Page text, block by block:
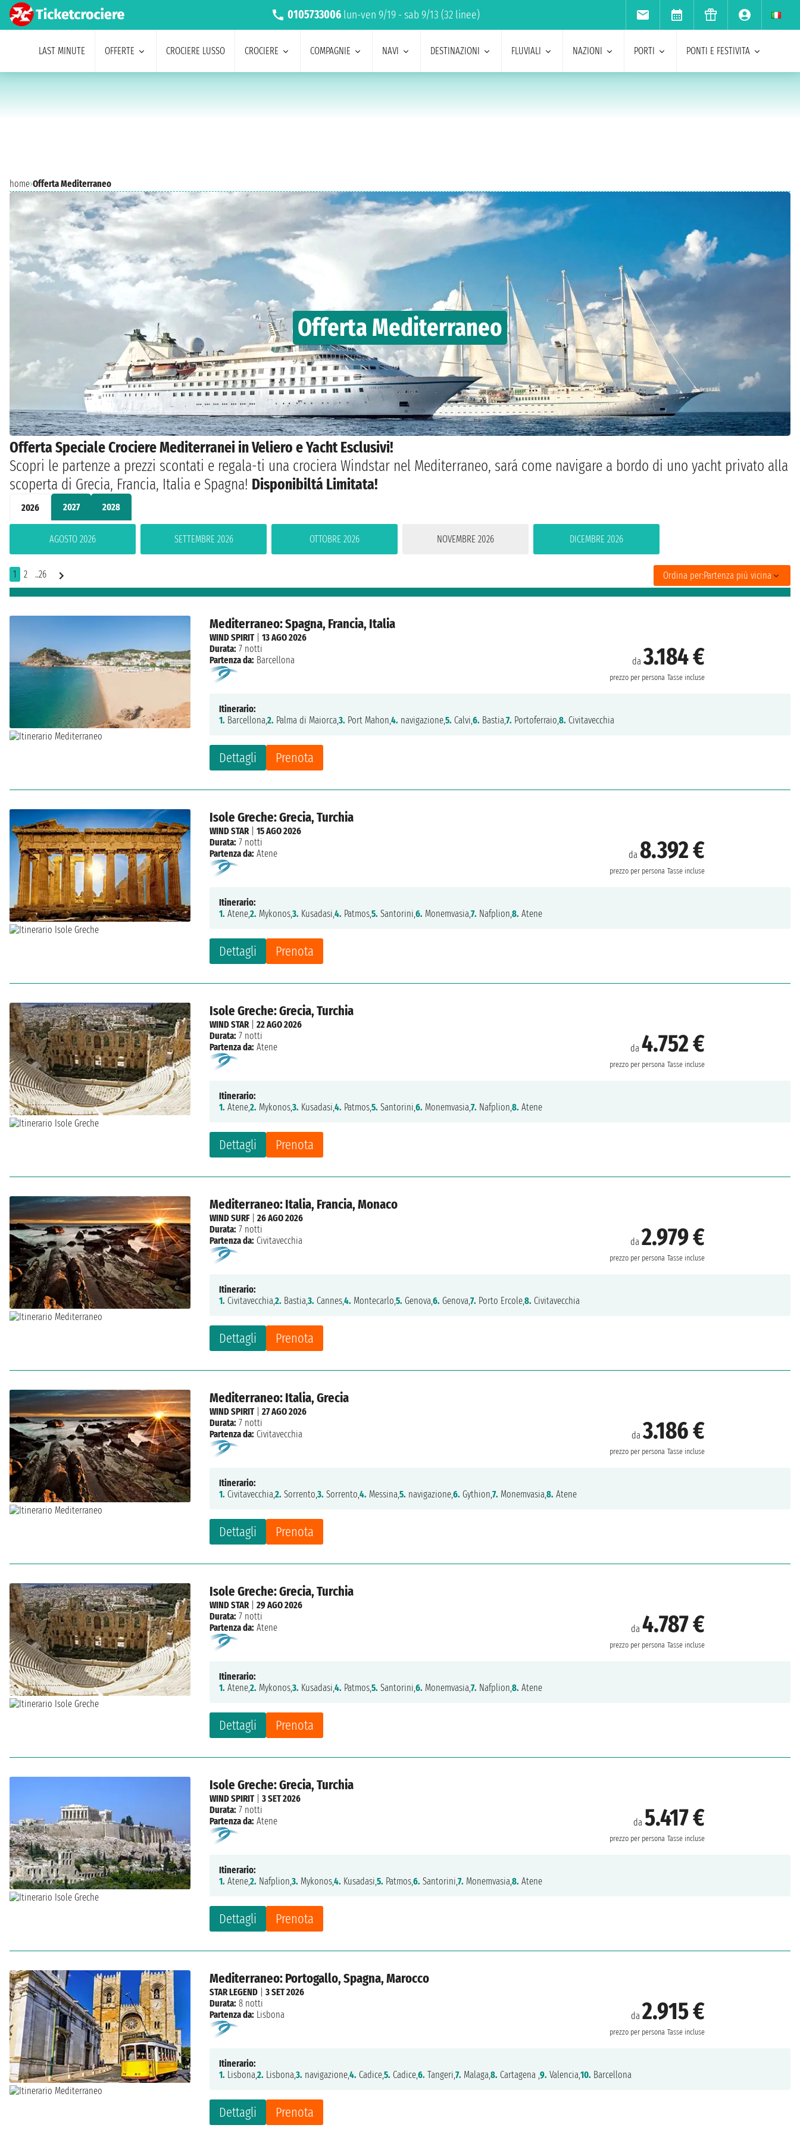
0105733006 lun-ven 9/19 - sab 9/13 (32 linee)
LAST MINUTE OFFERTE CROCIERE LUSSO CROCIERE COMPAGNIE NAVI DESTINAZIONI FLUVIALI NAZIONI PORTI PONTI E FESTIVITA
home›Offerta Mediterraneo
Offerta Mediterraneo
Offerta Speciale Crociere Mediterranei in Veliero e Yacht Esclusivi!
Scopri le partenze a prezzi scontati e regala-ti una crociera Windstar nel Mediterraneo, sará come navigare a bordo di uno yacht privato alla
scoperta di Grecia, Francia, Italia e Spagna! Disponibiltá Limitata!
2026 2027 2028
AGOSTO 2026 SETTEMBRE 2026 OTTOBRE 2026 NOVEMBRE 2026 DICEMBRE 2026
1 2 ..26 Ordina per:Partenza più vicina
Mediterraneo: Spagna, Francia, Italia
da3.184 €
prezzo per persona Tasse incluse
Dettagli Prenota
WIND SPIRIT| 13 AGO 2026
Durata: 7 notti
Partenza da: Barcellona
Itinerario:
1. Barcellona, 2. Palma di Maiorca, 3. Port Mahon, 4. navigazione,5. Calvi, 6. Bastia, 7. Portoferraio, 8. Civitavecchia
Isole Greche: Grecia, Turchia
da 8.392 €
prezzo per persona Tasse incluse
Dettagli Prenota
WIND STAR
15 AGO 2026
Durata: 7 notti
Partenza da: Atene
Itinerario:
1. Atene,2. Mykonos,3. Kusadasi, 4. Patmos,5. Santorini, 6. Monemvasia, 7. Nafplion, 8. Atene
Isole Greche: Grecia, Turchia
da 4.752 €
prezzo per persona Tasse incluse
Dettagli Prenota
WIND STAR
22 AGO 2026
Durata: 7 notti
Partenza da: Atene
Itinerario:
1. Atene,2. Mykonos,3. Kusadasi, 4. Patmos,5. Santorini, 6. Monemvasia, 7. Nafplion, 8. Atene
Mediterraneo: Italia, Francia, Monaco
da 2.979 €
prezzo per persona Tasse incluse
Dettagli Prenota
WIND SURF| 26 AGO 2026
Durata: 7 notti
Partenza da: Civitavecchia
Itinerario:
1. Civitavecchia, 2. Bastia, 3. Cannes,4. Montecarlo, 5. Genova, 6. Genova, 7. Porto Ercole,8. Civitavecchia
Mediterraneo: Italia, Grecia
da3.186 €
prezzo per persona Tasse incluse
Dettagli Prenota
WIND SPIRIT| 27 AGO 2026
Durata: 7 notti
Partenza da: Civitavecchia
Itinerario:
1. Civitavecchia, 2. Sorrento, 3. Sorrento, 4. Messina, 5. navigazione,6. Gythion, 7. Monemvasia, 8. Atene
Isole Greche: Grecia, Turchia
da 4.787 €
prezzo per persona Tasse incluse
Dettagli Prenota
WIND STAR
29 AGO 2026
Durata: 7 notti
Partenza da: Atene
Itinerario:
1. Atene,2. Mykonos,3. Kusadasi, 4. Patmos,5. Santorini, 6. Monemvasia, 7. Nafplion, 8. Atene
Isole Greche: Grecia, Turchia
da 5.417 €
prezzo per persona Tasse incluse
Dettagli Prenota
WIND SPIRIT| 3 SET 2026
Durata: 7 notti
Partenza da: Atene
Itinerario:
1. Atene,2. Nafplion, 3. Mykonos,4. Kusadasi, 5. Patmos,6. Santorini, 7. Monemvasia, 8. Atene
Mediterraneo: Portogallo, Spagna, Marocco
da 2.915 €
prezzo per persona Tasse incluse
Dettagli Prenota
STAR LEGEND
3 SET 2026
Durata: 8 notti
Partenza da: Lisbona
Itinerario:
1. Lisbona, 2. Lisbona, 3. navigazione,4. Cadice,5. Cadice,6. Tangeri, 7. Malaga, 8. Cartagena , 9. Valencia, 10. Barcellona